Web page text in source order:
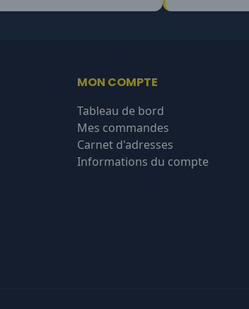
MON COMPTE
Tableau de bord
Mes commandes
Carnet d'adresses
Informations du compte